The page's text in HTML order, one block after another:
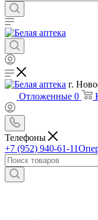
г.
Отложенные 0
Телефоны
+7 (952) 940-61-11